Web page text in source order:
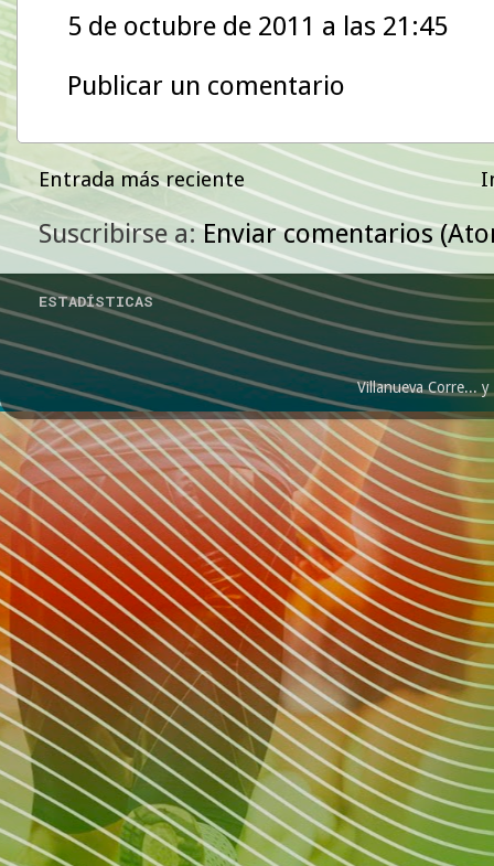
5 de octubre de 2011 a las 21:45
Publicar un comentario
Entrada más reciente
Suscribirse a:Enviar comentarios
ESTADÍSTICAS
Villanueva Corre...